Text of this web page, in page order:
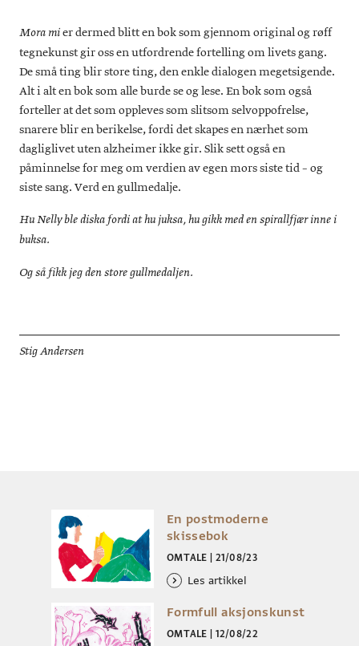
Mora mier dermed blitt en bok som gjennom original og røff
tegnekunst gir oss en utfordrende fortelling om livets gang.
De små ting blir store ting, den enkle dialogen megetsigende.
Alt i alt en bok som alle burde se og lese. En bok som også
forteller at det som oppleves som slitsom selvoppofrelse,
snarere blir en berikelse, fordi det skapes en nærhet som
dagliglivet uten alzheimer ikke gir. Slik sett også en
påminnelse for meg om verdien av egen mors siste tid – og
siste sang. Verd en gullmedalje.
Hu Nelly ble diska fordi at hu juksa, hu gikk med en spirallfjær inne i
buksa.
Og så fikk jeg den store gullmedaljen.
Stig Andersen
En postmoderne
skissebok
OMTALE 21/08/23
Les artikkel
Formfull aksjonskunst
OMTALE 12/08/22